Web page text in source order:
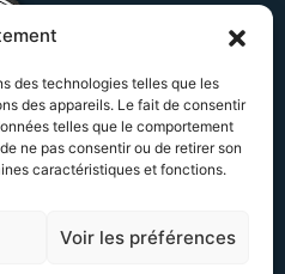
des technologies telles que les
des appareils. Le fait de consentir
telles que le comportement
ne pas consentir ou de retirer son
caractéristiques et fonctions.
Voir les préférences